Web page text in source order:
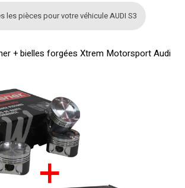
les pièces pour votre véhicule AUDI S3
+ bielles forgées Xtrem Motorsport Audi